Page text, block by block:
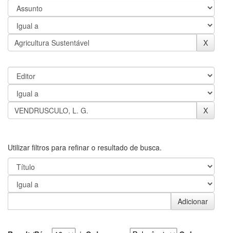
Utilizar filtros para refinar o resultado de busca.